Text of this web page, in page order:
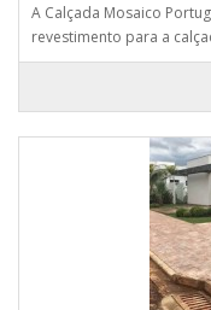
A Calçada Mosaico
revestimento para a